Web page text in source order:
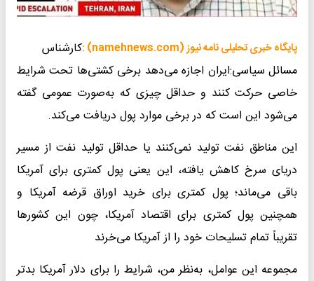
پایگاه خبری تحلیلی نامه نیوز (namehnews.com) :
کارشناس
مسائل سیاسی:​ایران اجازه می‌دهد برخی کشتی‌ها تحت شرایط
خاصی حرکت کنند و حداقل چیزی که به‌صورت عمومی گفته
می‌شود این است که در برخی موارد پول دریافت می‌کند.
این مناطق نفت تولید نمی‌کنند یا حداقل تولید نفت از مسیر
دریای سرخ کاهش یافته، این یعنی پول کمتری برای آمریکا
باقی می‌ماند؛ پول کمتری برای خرید اوراق قرضه آمریکا و
همچنین پول کمتری برای اقتصاد آمریکا، چون این کشورها
تقریباً تمام تسلیحات خود را از آمریکا می‌خرند
مجموعه این عوامل، به‌نظر من، شرایط را برای دلار آمریکا بدتر